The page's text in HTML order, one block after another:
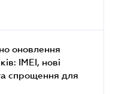
оновлення
IMEI, нові
спрощення для